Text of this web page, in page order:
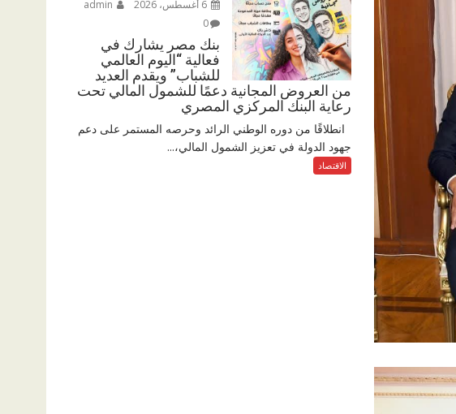
0
بنك مصر يشارك في
فعالية “اليوم العالمي
للشباب” ويقدم العديد
من العروض المجانية دعمًا للشمول المالي تحت
رعاية البنك المركزي المصري
انطلاقًا من دوره الوطني الرائد وحرصه المستمر على دعم
جهود الدولة في تعزيز الشمول المالي،...
الاقتصاد